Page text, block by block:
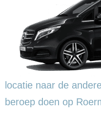
locatie naar de
beroep doen op